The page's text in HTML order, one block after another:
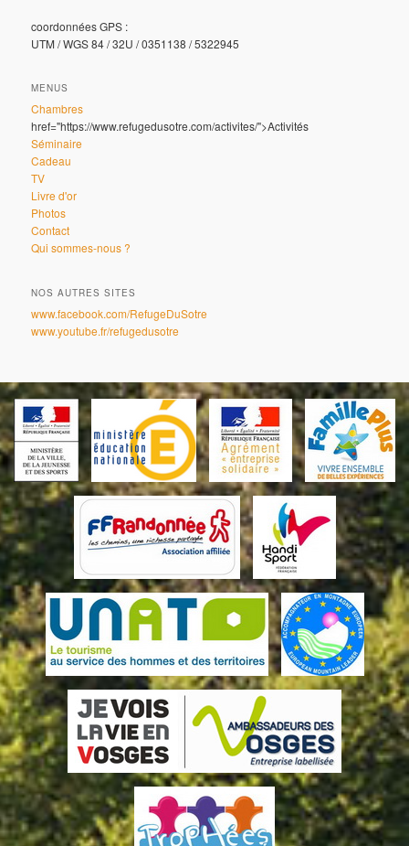
coordonnées GPS :
UTM / WGS 84 / 32U / 0351138 / 5322945
MENUS
Chambres
href="https://www.refugedusotre.com/activites/">Activités
Séminaire
Cadeau
TV
Livre d'or
Photos
Contact
Qui sommes-nous ?
NOS AUTRES SITES
www.facebook.com/RefugeDuSotre
www.youtube.fr/refugedusotre